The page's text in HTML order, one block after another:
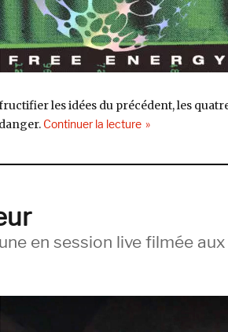
les idées du précédent, les
danger. Continuer la lecturede « Dummy,
en session live filmée